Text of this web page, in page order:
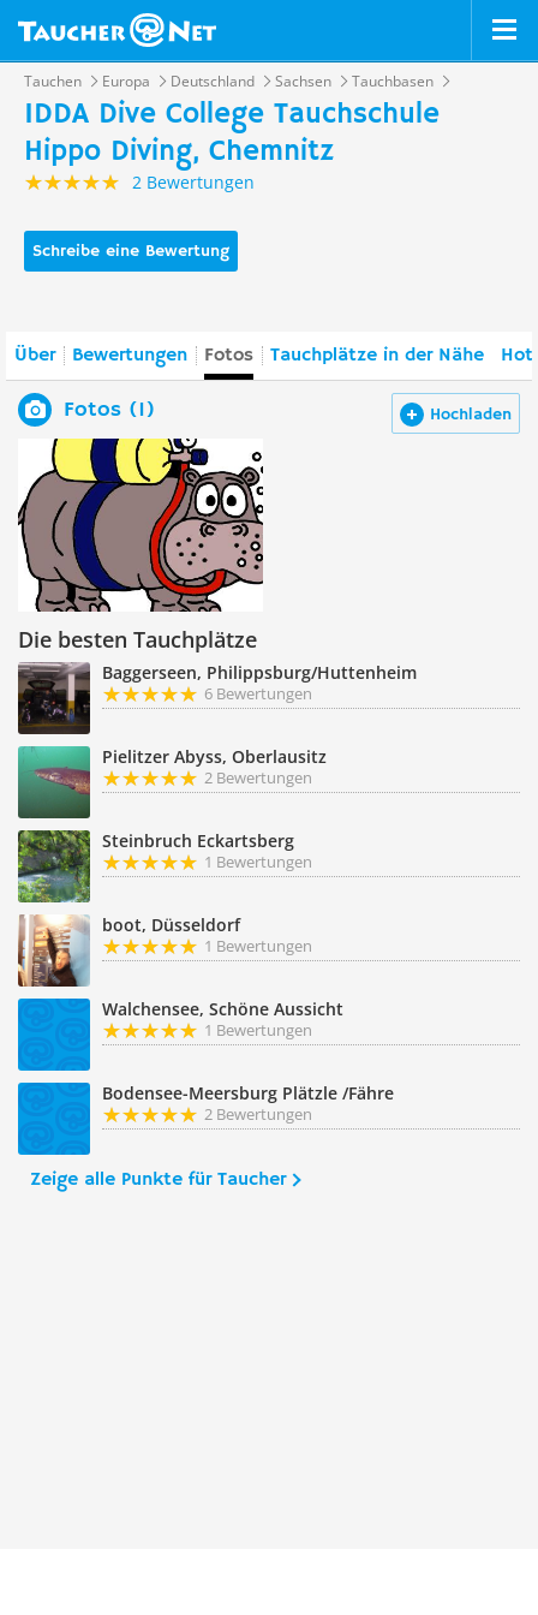
Tauchen Europa Deutschland Sachsen Tauchbasen
IDDA Dive College Tauchschule
Hippo Diving, Chemnitz
2 Bewertungen
Schreibe eine Bewertung
Über Bewertungen Fotos Tauchplätze in der Nähe
Hochladen
Fotos (1)
Die besten Tauchplätze
Baggerseen, Philippsburg/Huttenheim
6 Bewertungen
Pielitzer Abyss, Oberlausitz
2 Bewertungen
Steinbruch Eckartsberg
1 Bewertungen
boot, Düsseldorf
1 Bewertungen
Walchensee, Schöne Aussicht
1 Bewertungen
Bodensee-Meersburg Plätzle /Fähre
2 Bewertungen
Zeige alle Punkte für Taucher